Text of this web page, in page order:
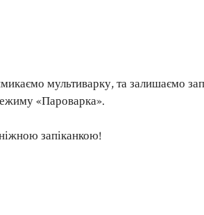
мультиварку, та залишаємо
«Пароварка».
запіканкою!